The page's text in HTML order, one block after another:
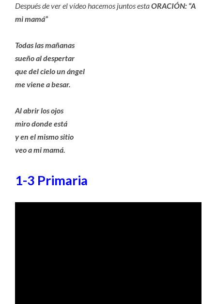
Después de ver el vídeo hacemos juntos estaORACIÓN: “A
mi mamá”
Todas las mañanas
sueño al despertar
que del cielo un ángel
me viene a besar.
Al abrir los ojos
miro donde está
y en el mismo sitio
veo a mi mamá.
1-3 Primaria